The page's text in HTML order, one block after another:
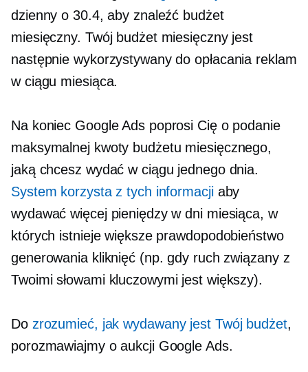
dzienny o 30.4, aby znaleźć budżet
miesięczny. Twój budżet miesięczny jest
następnie wykorzystywany do opłacania reklam
w ciągu miesiąca.
Na koniec Google Ads poprosi Cię o podanie
maksymalnej kwoty budżetu miesięcznego,
jaką chcesz wydać w ciągu jednego dnia.
System korzysta z tych informacjiaby
wydawać więcej pieniędzy w dni miesiąca, w
których istnieje większe prawdopodobieństwo
generowania kliknięć (np. gdy ruch związany z
Twoimi słowami kluczowymi jest większy).
Do zrozumieć, jak wydawany jest Twój budżet,
porozmawiajmy o aukcji Google Ads.